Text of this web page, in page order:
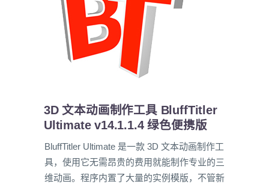
3D 文本动画制作工具 BluffTitler
Ultimate v14.1.1.4 绿色便携版
BluffTitler Ultimate 是一款 3D 文本动画制作工
具，使用它无需昂贵的费用就能制作专业的三
维动画。程序内置了大量的实例模版，不管新